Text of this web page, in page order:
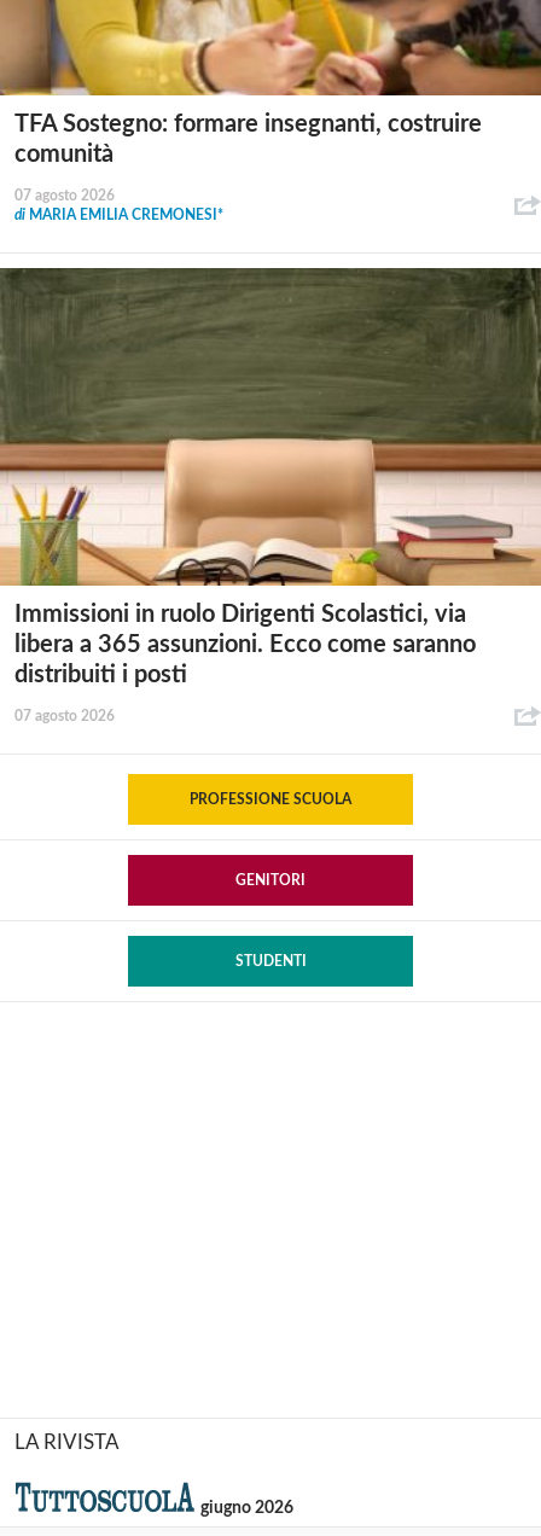
TFA Sostegno: formare insegnanti, costruire
comunità
07 agosto 2026
di MARIA EMILIA CREMONESI*
Immissioni in ruolo Dirigenti Scolastici, via
libera a 365 assunzioni. Ecco come saranno
distribuiti i posti
07 agosto 2026
PROFESSIONE SCUOLA
GENITORI
STUDENTI
LA RIVISTA
giugno 2026